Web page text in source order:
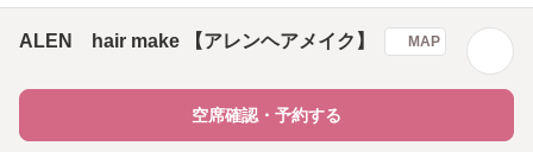
ALEN hair make 【アレンヘアメイク】 MAP
空席確認・予約する